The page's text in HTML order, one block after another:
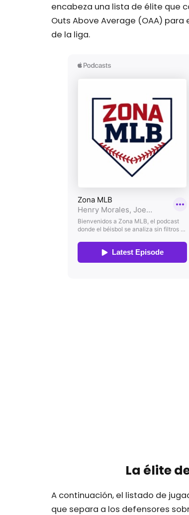
encabeza una lista de élite que
Outs Above Average (OAA)
de la liga.
La élite
A continuación, el listado de
que separa a los defensores